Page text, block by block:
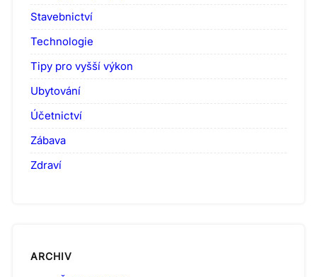
Stavebnictví
Technologie
Tipy pro vyšší výkon
Ubytování
Účetnictví
Zábava
Zdraví
ARCHIV